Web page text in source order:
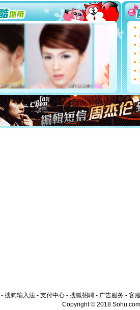
能正大光
都要快乐
[圣诞节]
如意,快
[元旦]
看
断电。
你是我
[元旦]
如
起；二
离。水
[元旦]当
泣，这痛
卖了。水
[春节]风
颜！冬去
- 搜狗输入法 - 支付中心 - 搜狐招聘 - 广告服务 - 客
Copyright © 2018